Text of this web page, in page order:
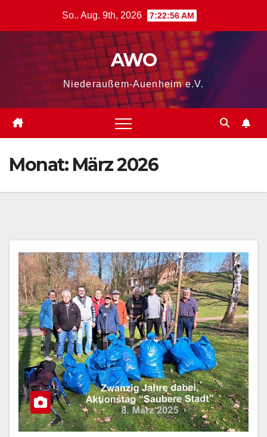
So.. Aug. 9th, 2026 7:22:57 AM
AWO
Niederaußem-Auenheim e.V.
Monat: März 2026